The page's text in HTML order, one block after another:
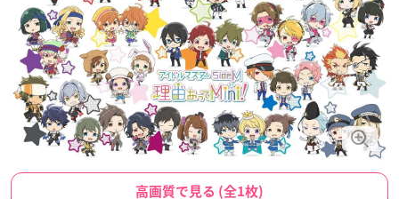
高画質で見る (全1枚)